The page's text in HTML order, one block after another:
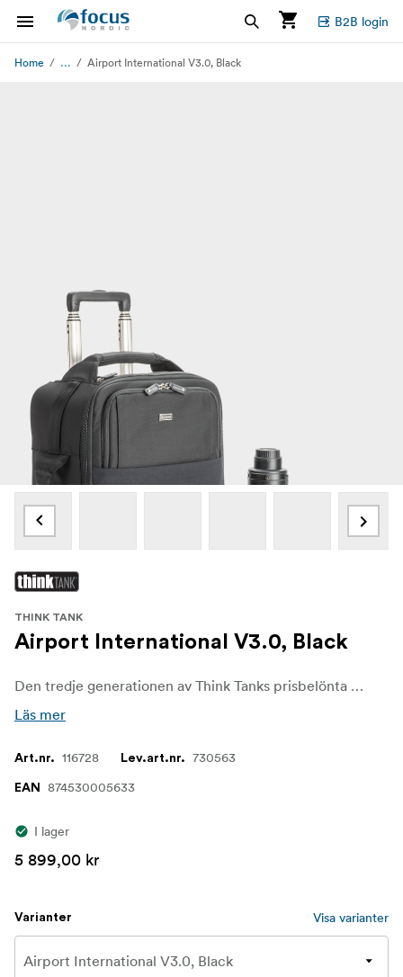
B2B login
Home ... Airport International V3.0, Black
THINK TANK
Airport International V3.0, Black
Den tredje generationen av Think Tanks prisbelönta produktserie med rullväskor omdefinierar den gyllene standarden för transportväskor för fotoutrustning.
Läs mer
Art.nr. 116728 Lev.art.nr. 730563
EAN 874530005633
I lager
5 899,00 kr
Varianter Visa varianter